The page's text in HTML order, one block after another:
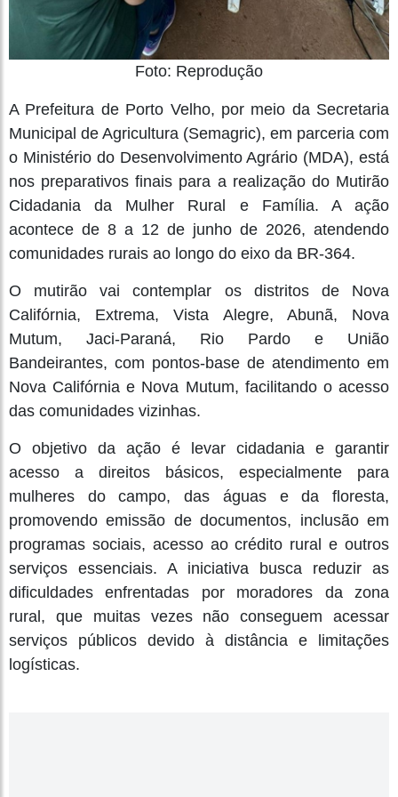
Foto: Reprodução
A Prefeitura de Porto Velho, por meio da Secretaria
Municipal de Agricultura (Semagric), em parceria com
o Ministério do Desenvolvimento Agrário (MDA), está
nos preparativos finais para a realização do Mutirão
Cidadania da Mulher Rural e Família. A ação
acontece de 8 a 12 de junho de 2026, atendendo
comunidades rurais ao longo do eixo da BR-364.
O mutirão vai contemplar os distritos de Nova
Califórnia, Extrema, Vista Alegre, Abunã, Nova
Mutum, Jaci-Paraná, Rio Pardo e União
Bandeirantes, com pontos-base de atendimento em
Nova Califórnia e Nova Mutum, facilitando o acesso
das comunidades vizinhas.
O objetivo da ação é levar cidadania e garantir
acesso a direitos básicos, especialmente para
mulheres do campo, das águas e da floresta,
promovendo emissão de documentos, inclusão em
programas sociais, acesso ao crédito rural e outros
serviços essenciais. A iniciativa busca reduzir as
dificuldades enfrentadas por moradores da zona
rural, que muitas vezes não conseguem acessar
serviços públicos devido à distância e limitações
logísticas.